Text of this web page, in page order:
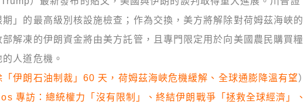
」的最高級別核設施檢查；作為交換，美方將解除對荷姆茲海峽的
解凍的伊朗資金將由美方託管，且專門限定用於向美國農民購買糧
人道危機。
「伊朗石油制裁」60 天，荷姆茲海峽危機緩解、全球通膨降溫有望）
專訪：總統權力「沒有限制」、終結伊朗戰爭「拯救全球經濟」、